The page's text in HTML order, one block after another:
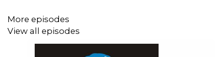
More episodes
View all episodes